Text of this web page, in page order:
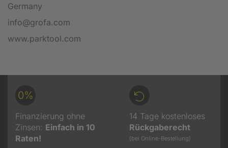
Germany
info@grofa.com
www.parktool.com
0%
Finanzierung ohne
Zinsen: Einfach in 10
Raten!
14 Tage kostenloses
Rückgaberecht
(bei Online-Bestellung)